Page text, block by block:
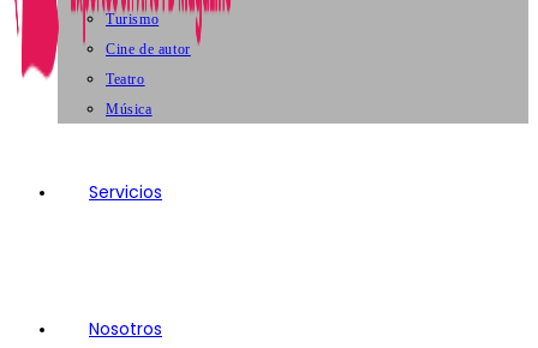
Turismo
Cine de autor
Teatro
Música
Servicios
Nosotros